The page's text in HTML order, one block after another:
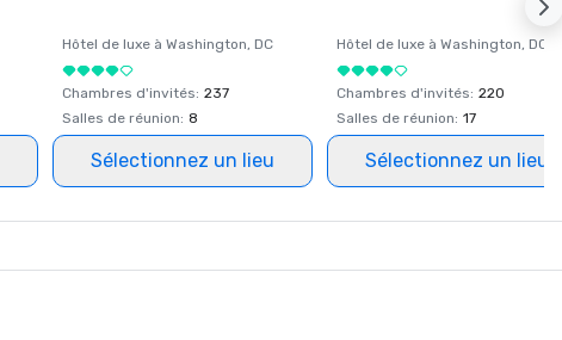
Hôtel de luxe à Washington, DC
Chambres d'invités: 237
Salles de réunion: 8
Sélectionnez un lieu
Hôtel de luxe à Washington, DC
Chambres d'invités: 220
Salles de réunion: 17
Sélectionnez un lieu